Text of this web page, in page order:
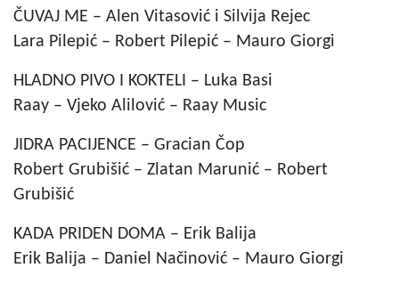
ČUVAJ ME – Alen Vitasović i Silvija Rejec
Lara Pilepić – Robert Pilepić – Mauro Giorgi
HLADNO PIVO I KOKTELI – Luka Basi
Raay – Vjeko Alilović – Raay Music
JIDRA PACIJENCE – Gracian Čop
Robert Grubišić – Zlatan Marunić – Robert
Grubišić
KADA PRIDEN DOMA – Erik Balija
Erik Balija – Daniel Načinović – Mauro Giorgi